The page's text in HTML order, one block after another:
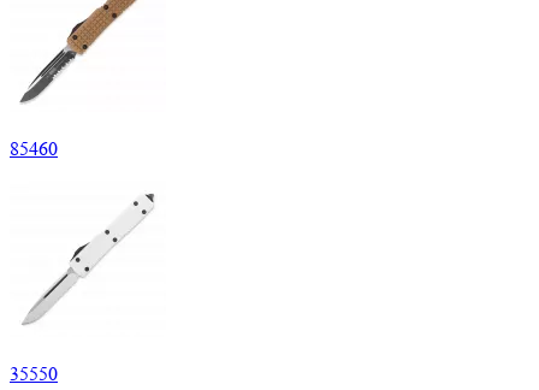
85460
35550